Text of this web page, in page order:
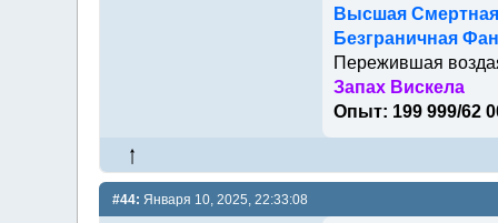
Высшая Смертная
Безграничная
Пережившая
Запах Вискела
Опыт: 199 999/62
#44: Января 10, 2025, 22:33:08